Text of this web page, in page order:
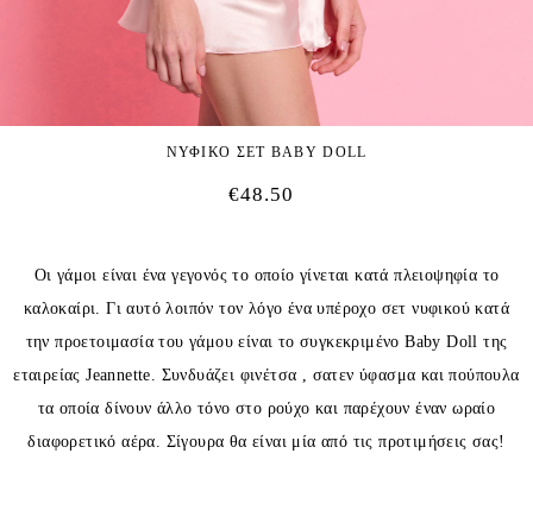
ΝΥΦΙΚΟ ΣΕΤ BABY DOLL
€48.50
Οι γάμοι είναι ένα γεγονός το οποίο γίνεται κατά πλειοψηφία το
καλοκαίρι. Γι αυτό λοιπόν τον λόγο ένα υπέροχο σετ νυφικού κατά
την προετοιμασία του γάμου είναι το συγκεκριμένο Baby Doll της
εταιρείας Jeannette. Συνδυάζει φινέτσα , σατεν ύφασμα και πούπουλα
τα οποία δίνουν άλλο τόνο στο ρούχο και παρέχουν έναν ωραίο
διαφορετικό αέρα. Σίγουρα θα είναι μία από τις προτιμήσεις σας!